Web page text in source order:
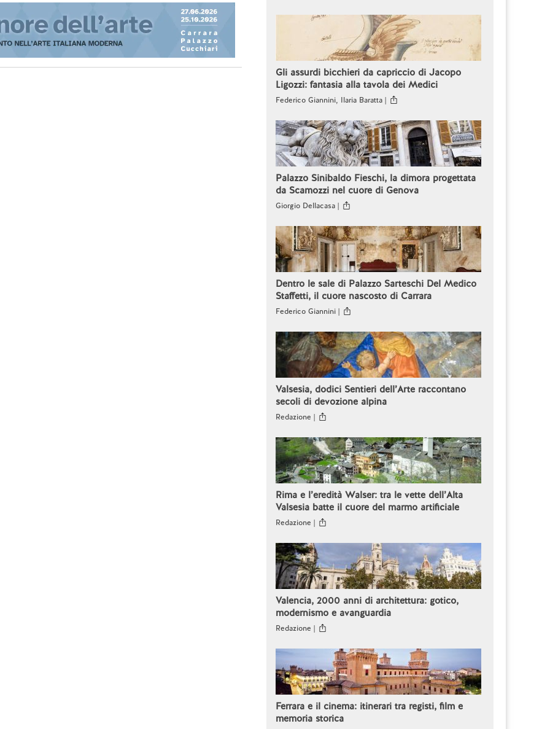
Gli assurdi bicchieri da capriccio di Jacopo
Ligozzi: fantasia alla tavola dei Medici
Federico Giannini, Ilaria Baratta |
Palazzo Sinibaldo Fieschi, la dimora progettata
da Scamozzi nel cuore di Genova
Giorgio Dellacasa |
Dentro le sale di Palazzo Sarteschi Del Medico
Staffetti, il cuore nascosto di Carrara
Federico Giannini |
Valsesia, dodici Sentieri dell’Arte raccontano
secoli di devozione alpina
Redazione |
Rima e l’eredità Walser: tra le vette dell’Alta
Valsesia batte il cuore del marmo artificiale
Redazione |
Valencia, 2000 anni di architettura: gotico,
modernismo e avanguardia
Redazione |
Ferrara e il cinema: itinerari tra registi, film e
memoria storica